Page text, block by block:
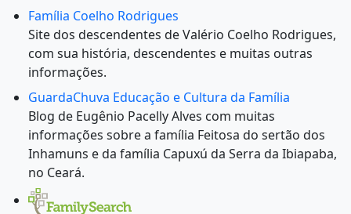
Família Coelho Rodrigues
Site dos descendentes de Valério Coelho Rodrigues,
com sua história, descendentes e muitas outras
informações.
GuardaChuva Educação e Cultura da Família
Blog de Eugênio Pacelly Alves com muitas
informações sobre a família Feitosa do sertão dos
Inhamuns e da família Capuxú da Serra da Ibiapaba,
no Ceará.